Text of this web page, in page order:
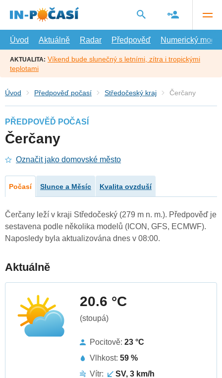
hlavní
Úvod
Aktuálně Radar Předpověď Numerický model
AKTUALITA: Víkend bude slunečný s letními, zítra i tropickými
teplotami
Úvod Předpověď počasí Středočeský kraj Čerčany
PŘEDPOVĚĎ POČASÍ
Čerčany
Označit jako domovské město
Počasí Slunce a Měsíc Kvalita ovzduší
Čerčany leží v kraji Středočeský (279 m n. m.). Předpověď je
sestavena podle několika modelů (ICON, GFS, ECMWF).
Naposledy byla aktualizována dnes v 08:00.
Aktuálně
20.6 °C
(stoupá)
Pocitově: 23 °C
Vlhkost: 59 %
Vítr:
SV, 3 km/h